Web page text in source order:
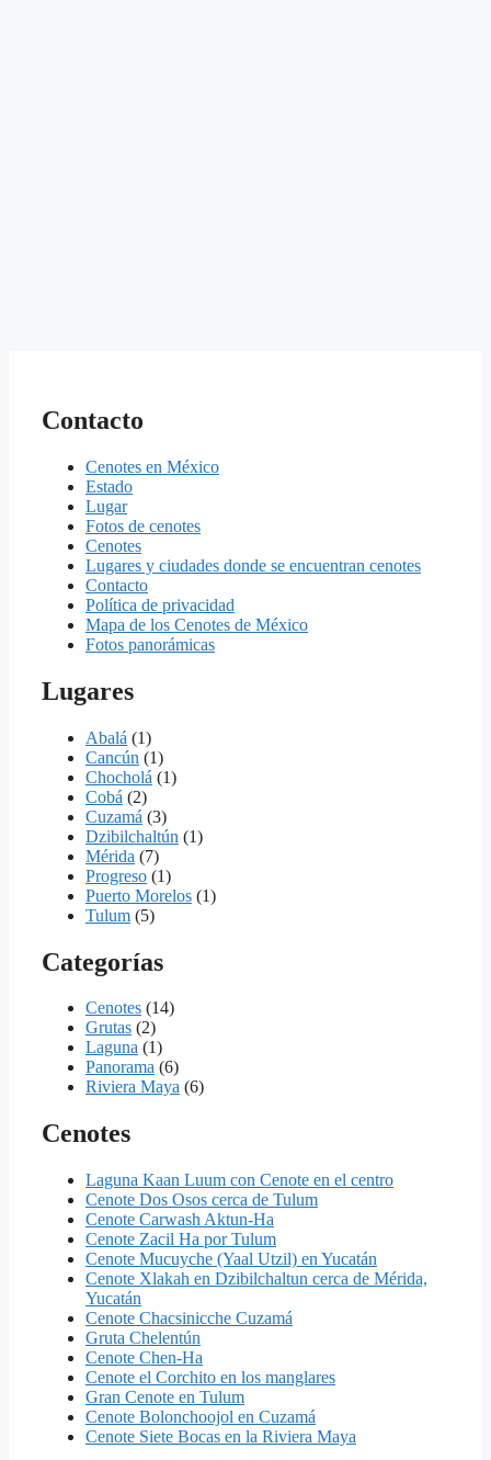
Contacto
Cenotes en México
Estado
Lugar
Fotos de cenotes
Cenotes
Lugares y ciudades donde se encuentran cenotes
Contacto
Política de privacidad
Mapa de los Cenotes de México
Fotos panorámicas
Lugares
Abalá (1)
Cancún (1)
Chocholá (1)
Cobá (2)
Cuzamá (3)
Dzibilchaltún (1)
Mérida (7)
Progreso (1)
Puerto Morelos (1)
Tulum (5)
Categorías
Cenotes (14)
Grutas (2)
Laguna (1)
Panorama (6)
Riviera Maya (6)
Cenotes
Laguna Kaan Luum con Cenote en el centro
Cenote Dos Osos cerca de Tulum
Cenote Carwash Aktun-Ha
Cenote Zacil Ha por Tulum
Cenote Mucuyche (Yaal Utzil) en Yucatán
Cenote Xlakah en Dzibilchaltun cerca de Mérida,
Yucatán
Cenote Chacsinicche Cuzamá
Gruta Chelentún
Cenote Chen-Ha
Cenote el Corchito en los manglares
Gran Cenote en Tulum
Cenote Bolonchoojol en Cuzamá
Cenote Siete Bocas en la Riviera Maya